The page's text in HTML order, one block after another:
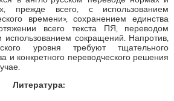
прежде всего, с использованием
времени», сохранением единства
всего текста ПЯ, переводом
использованием сокращений. Напротив,
уровня требуют тщательного
и конкретного переводческого решения
Литература: